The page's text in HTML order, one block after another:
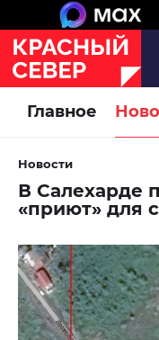
Главное
Новости
В Салехарде
«приют» для